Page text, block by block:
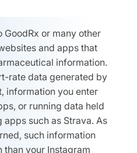
GoodRx or many other
and apps that
information.
rate data generated by
information you enter
or running data held
such as Strava. As
such information
than your Instagram